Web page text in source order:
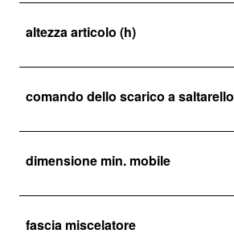
altezza articolo (h)
comando dello scarico a saltarello
dimensione min. mobile
fascia miscelatore